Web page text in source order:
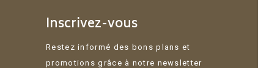
Inscrivez-vous
Restez informé des bons plans et
promotions grâce à notre newsletter